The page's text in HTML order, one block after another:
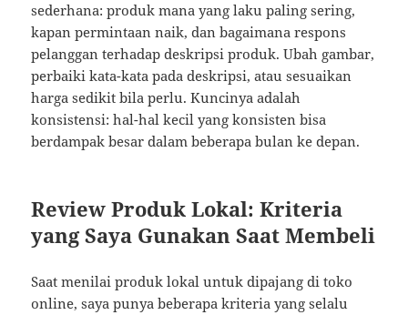
sederhana: produk mana yang laku paling sering,
kapan permintaan naik, dan bagaimana respons
pelanggan terhadap deskripsi produk. Ubah gambar,
perbaiki kata-kata pada deskripsi, atau sesuaikan
harga sedikit bila perlu. Kuncinya adalah
konsistensi: hal-hal kecil yang konsisten bisa
berdampak besar dalam beberapa bulan ke depan.
Review Produk Lokal: Kriteria
yang Saya Gunakan Saat Membeli
Saat menilai produk lokal untuk dipajang di toko
online, saya punya beberapa kriteria yang selalu